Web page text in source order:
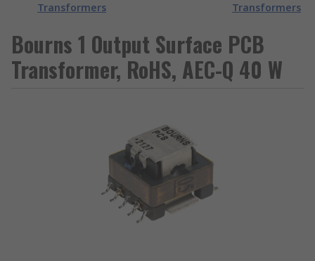
Transformers
Transformers
Bourns 1 Output Surface PCB
Transformer, RoHS, AEC-Q 40 W